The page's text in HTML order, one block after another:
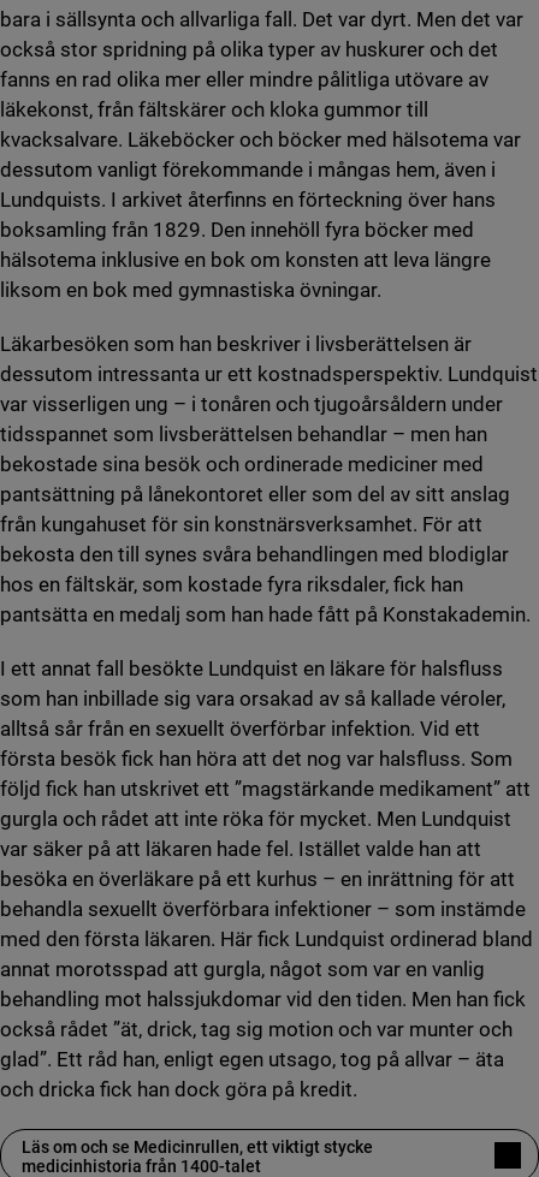
bara i sällsynta och allvarliga fall. Det var dyrt. Men det var
också stor spridning på olika typer av huskurer och det
fanns en rad olika mer eller mindre pålitliga utövare av
läkekonst, från fältskärer och kloka gummor till
kvacksalvare. Läkeböcker och böcker med hälsotema var
dessutom vanligt förekommande i mångas hem, även i
Lundquists. I arkivet återfinns en förteckning över hans
boksamling från 1829. Den innehöll fyra böcker med
hälsotema inklusive en bok om konsten att leva längre
liksom en bok med gymnastiska övningar.
Läkarbesöken som han beskriver i livsberättelsen är
dessutom intressanta ur ett kostnadsperspektiv. Lundquist
var visserligen ung – i tonåren och tjugoårsåldern under
tidsspannet som livsberättelsen behandlar – men han
bekostade sina besök och ordinerade mediciner med
pantsättning på lånekontoret eller som del av sitt anslag
från kungahuset för sin konstnärsverksamhet. För att
bekosta den till synes svåra behandlingen med blodiglar
hos en fältskär, som kostade fyra riksdaler, fick han
pantsätta en medalj som han hade fått på Konstakademin.
I ett annat fall besökte Lundquist en läkare för halsfluss
som han inbillade sig vara orsakad av så kallade véroler,
alltså sår från en sexuellt överförbar infektion. Vid ett
första besök fick han höra att det nog var halsfluss. Som
följd fick han utskrivet ett ”magstärkande medikament” att
gurgla och rådet att inte röka för mycket. Men Lundquist
var säker på att läkaren hade fel. Istället valde han att
besöka en överläkare på ett kurhus – en inrättning för att
behandla sexuellt överförbara infektioner – som instämde
med den första läkaren. Här fick Lundquist ordinerad bland
annat morotsspad att gurgla, något som var en vanlig
behandling mot halssjukdomar vid den tiden. Men han fick
också rådet ”ät, drick, tag sig motion och var munter och
glad”. Ett råd han, enligt egen utsago, tog på allvar – äta
och dricka fick han dock göra på kredit.
Läs om och se Medicinrullen, ett viktigt stycke
medicinhistoria från 1400-talet